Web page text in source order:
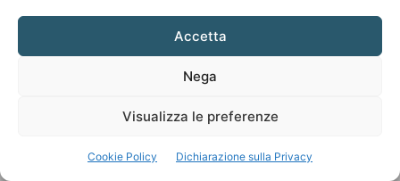
Accetta
Nega
Visualizza le preferenze
Cookie Policy Dichiarazione sulla Privacy